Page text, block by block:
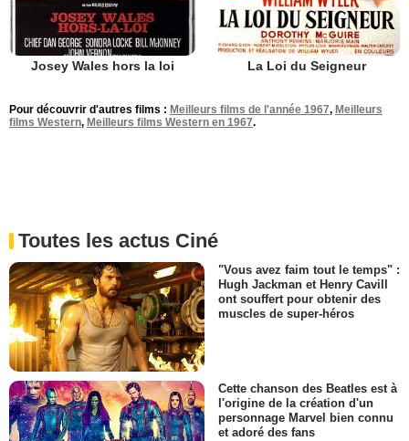
Josey Wales hors la loi La Loi du Seigneur
Pour découvrir d'autres films : Meilleurs films de l'année 1967, Meilleurs
films Western, Meilleurs films Western en 1967.
Toutes les actus Ciné
"Vous avez faim tout le temps" :
Hugh Jackman et Henry Cavill
ont souffert pour obtenir des
muscles de super-héros
Cette chanson des Beatles est à
l'origine de la création d'un
personnage Marvel bien connu
et adoré des fans